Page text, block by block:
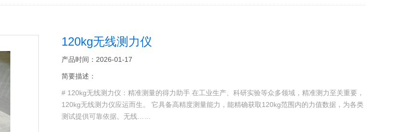
120kg无线测力仪
产品时间：2026-01-17
简要描述：
# 120kg无线测力仪：精准测量的得力助手 在工业生产、科研实验等众多领域，精准测力至关重要，
120kg无线测力仪应运而生。 它具备高精度测量能力，能精确获取120kg范围内的力值数据，为各类
测试提供可靠依据。无线……